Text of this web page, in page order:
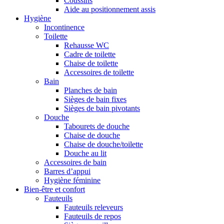
Aide au positionnement assis
Hygiène
Incontinence
Toilette
Rehausse WC
Cadre de toilette
Chaise de toilette
Accessoires de toilette
Bain
Planches de bain
Sièges de bain fixes
Sièges de bain pivotants
Douche
Tabourets de douche
Chaise de douche
Chaise de douche/toilette
Douche au lit
Accessoires de bain
Barres d’appui
Hygiène féminine
Bien-être et confort
Fauteuils
Fauteuils releveurs
Fauteuils de repos